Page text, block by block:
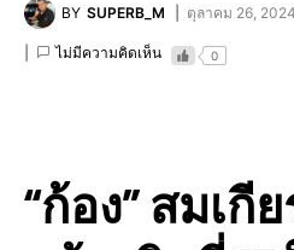
BY SUPERB_M ตุลาคม 26, 2024
ไม่มีความคิดเห็น 0
“ก้อง” สมเกี